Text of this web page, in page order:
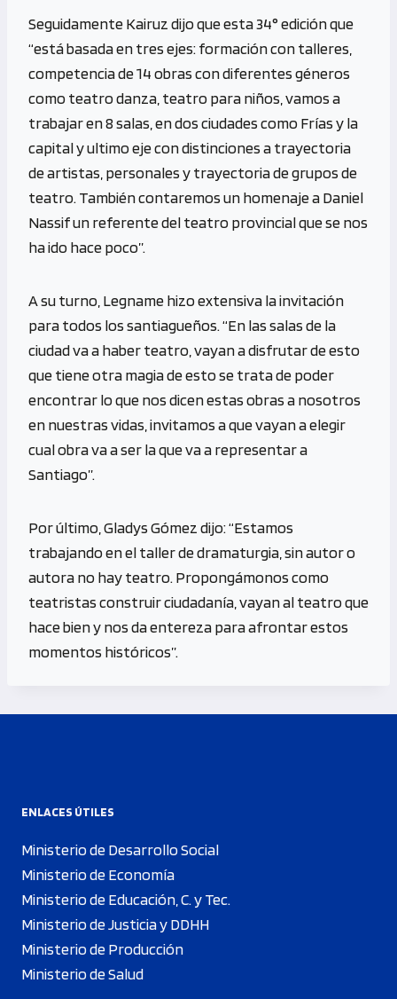
Seguidamente Kairuz dijo que esta 34° edición que
“está basada en tres ejes: formación con talleres,
competencia de 14 obras con diferentes géneros
como teatro danza, teatro para niños, vamos a
trabajar en 8 salas, en dos ciudades como Frías y la
capital y ultimo eje con distinciones a trayectoria
de artistas, personales y trayectoria de grupos de
teatro. También contaremos un homenaje a Daniel
Nassif un referente del teatro provincial que se nos
ha ido hace poco”.
A su turno, Legname hizo extensiva la invitación
para todos los santiagueños. “En las salas de la
ciudad va a haber teatro, vayan a disfrutar de esto
que tiene otra magia de esto se trata de poder
encontrar lo que nos dicen estas obras a nosotros
en nuestras vidas, invitamos a que vayan a elegir
cual obra va a ser la que va a representar a
Santiago”.
Por último, Gladys Gómez dijo: “Estamos
trabajando en el taller de dramaturgia, sin autor o
autora no hay teatro. Propongámonos como
teatristas construir ciudadanía, vayan al teatro que
hace bien y nos da entereza para afrontar estos
momentos históricos”.
ENLACES ÚTILES
Ministerio de Desarrollo Social
Ministerio de Economía
Ministerio de Educación, C. y Tec.
Ministerio de Justicia y DDHH
Ministerio de Producción
Ministerio de Salud